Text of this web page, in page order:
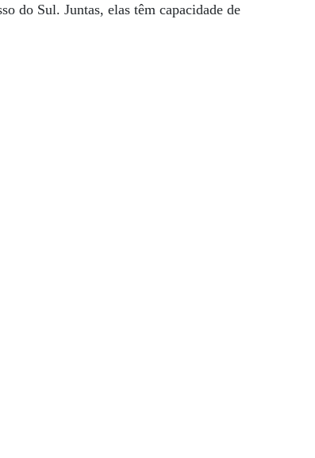
do Sul. Juntas, elas têm capacidade de